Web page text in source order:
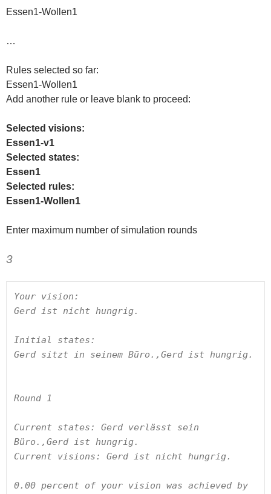
Essen1-Wollen1
…
Rules selected so far:
Essen1-Wollen1
Add another rule or leave blank to proceed:
Selected visions:
Essen1-v1
Selected states:
Essen1
Selected rules:
Essen1-Wollen1
Enter maximum number of simulation rounds
3
Your vision:
Gerd ist nicht hungrig.
Initial states:
Gerd sitzt in seinem Büro.,Gerd ist hungrig.
Round 1
Current states: Gerd verlässt sein
Büro.,Gerd ist hungrig.
Current visions: Gerd ist nicht hungrig.
0.00 percent of your vision was achieved by